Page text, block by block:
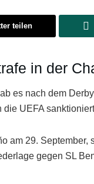
teilen
in der
es nach dem
UEFA
am 29. September,
gegen SL